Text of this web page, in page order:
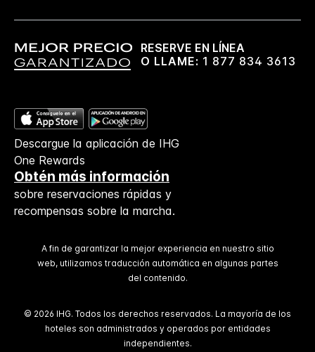
RESERVE EN LÍNEA
O LLAME: 1 877 834 3613
Descargue la aplicación de IHG
One Rewards
Obtén más información
sobre reservaciones rápidas y
recompensas sobre la marcha.
A fin de garantizar la mejor experiencia en nuestro sitio
web, utilizamos traducción automática en algunas partes
del contenido.
© 2026 IHG. Todos los derechos reservados. La mayoría de los
hoteles son administrados y operados por entidades
independientes.